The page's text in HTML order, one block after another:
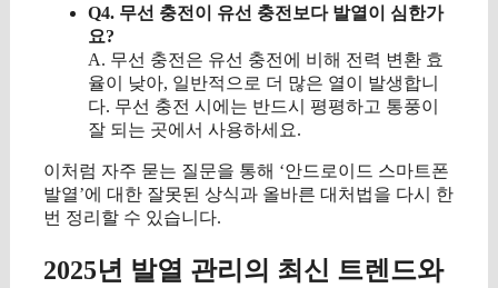
Q4. 무선 충전이 유선 충전보다 발열이 심한가
요?
A. 무선 충전은 유선 충전에 비해 전력 변환 효
율이 낮아, 일반적으로 더 많은 열이 발생합니
다. 무선 충전 시에는 반드시 평평하고 통풍이
잘 되는 곳에서 사용하세요.
이처럼 자주 묻는 질문을 통해 ‘안드로이드 스마트폰
발열’에 대한 잘못된 상식과 올바른 대처법을 다시 한
번 정리할 수 있습니다.
2025년 발열 관리의 최신 트렌드와